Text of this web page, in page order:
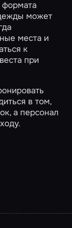
формата
может
места и
к
при
в том,
а персонал